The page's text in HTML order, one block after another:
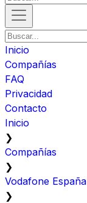
Inicio
Compañías
FAQ
Privacidad
Contacto
Inicio
❯
Compañías
❯
Vodafone España
❯